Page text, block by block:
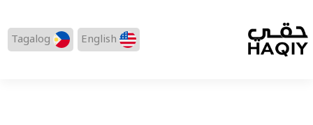
English
Tagalog